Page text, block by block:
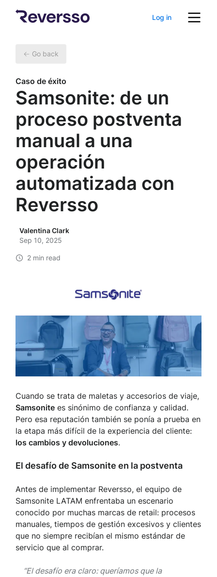
Log in
Go back
Caso de éxito
Samsonite: de un
proceso postventa
manual a una
operación
automatizada con
Reversso
Valentina Clark
Sep 10, 2025
2 min read
Cuando se trata de maletas y accesorios de viaje,
Samsonite es sinónimo de confianza y calidad.
Pero esa reputación también se ponía a prueba en
la etapa más difícil de la experiencia del cliente:
los cambios y devoluciones.
El desafío de Samsonite en la postventa
Antes de implementar Reversso, el equipo de
Samsonite LATAM enfrentaba un escenario
conocido por muchas marcas de retail: procesos
manuales, tiempos de gestión excesivos y clientes
que no siempre recibían el mismo estándar de
servicio que al comprar.
“El desafío era claro: queríamos que la